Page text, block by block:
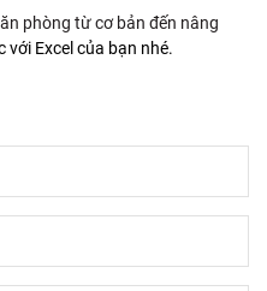
phòng từ cơ bản đến nâng
với Excel của bạn nhé.